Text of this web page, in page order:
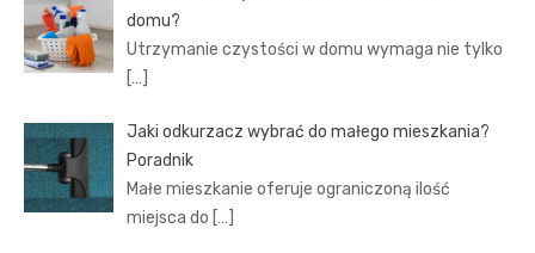
domu?
Utrzymanie czystości w domu wymaga nie tylko
[…]
Jaki odkurzacz wybrać do małego mieszkania?
Poradnik
Małe mieszkanie oferuje ograniczoną ilość
miejsca do […]